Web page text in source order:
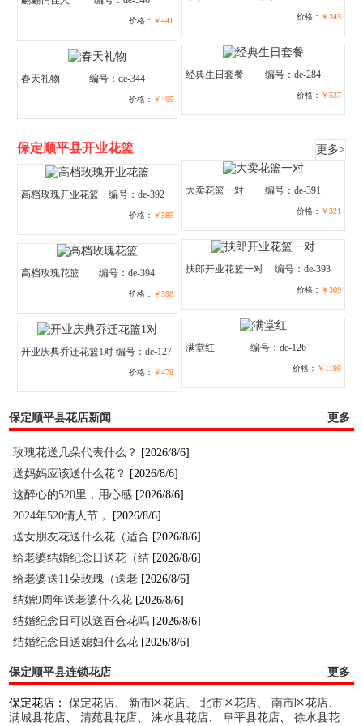
价格： ￥441 价格： ￥345
春天礼物 编号：de-344
价格： ￥405
经典生日套餐 编号：de-284
价格： ￥537
保定顺平县开业花篮 更多>
高档玫瑰开业花篮 编号：de-392
价格： ￥585
大卖花篮一对 编号：de-391
价格： ￥321
高档玫瑰花篮 编号：de-394
价格： ￥598
扶郎开业花篮一对 编号：de-393
价格： ￥309
开业庆典乔迁花篮1对 编号：de-127
价格： ￥478
满堂红 编号：de-126
价格： ￥1198
保定顺平县花店新闻 更多
玫瑰花送几朵代表什么？ [2026/8/6]
送妈妈应该送什么花？ [2026/8/6]
这醉心的520里，用心感 [2026/8/6]
2024年520情人节，
[2026/8/6]
送女朋友花送什么花（适合 [2026/8/6]
给老婆结婚纪念日送花（结 [2026/8/6]
给老婆送11朵玫瑰（送老 [2026/8/6]
结婚9周年送老婆什么花 [2026/8/6]
结婚纪念日可以送百合花吗 [2026/8/6]
结婚纪念日送媳妇什么花 [2026/8/6]
保定顺平县连锁花店 更多
保定花店：保定花店、 新市区花店、北市区花店、南市区花店、
满城县花店、清苑县花店、涞水县花店、阜平县花店、徐水县花